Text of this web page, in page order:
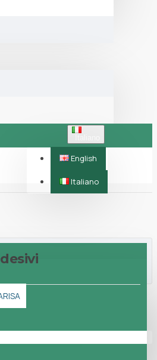
English
Italiano